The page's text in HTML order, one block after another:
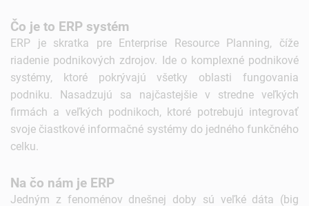
Čo je to ERP systém
ERP je skratka pre Enterprise Resource Planning, číže
riadenie podnikových zdrojov. Ide o komplexné podnikové
systémy, ktoré pokrývajú všetky oblasti fungovania
podniku. Nasadzujú sa najčastejšie v stredne veľkých
firmách a veľkých podnikoch, ktoré potrebujú integrovať
svoje čiastkové informačné systémy do jedného funkčného
celku.
Na čo nám je ERP
Jedným z fenoménov dnešnej doby sú veľké dáta (big